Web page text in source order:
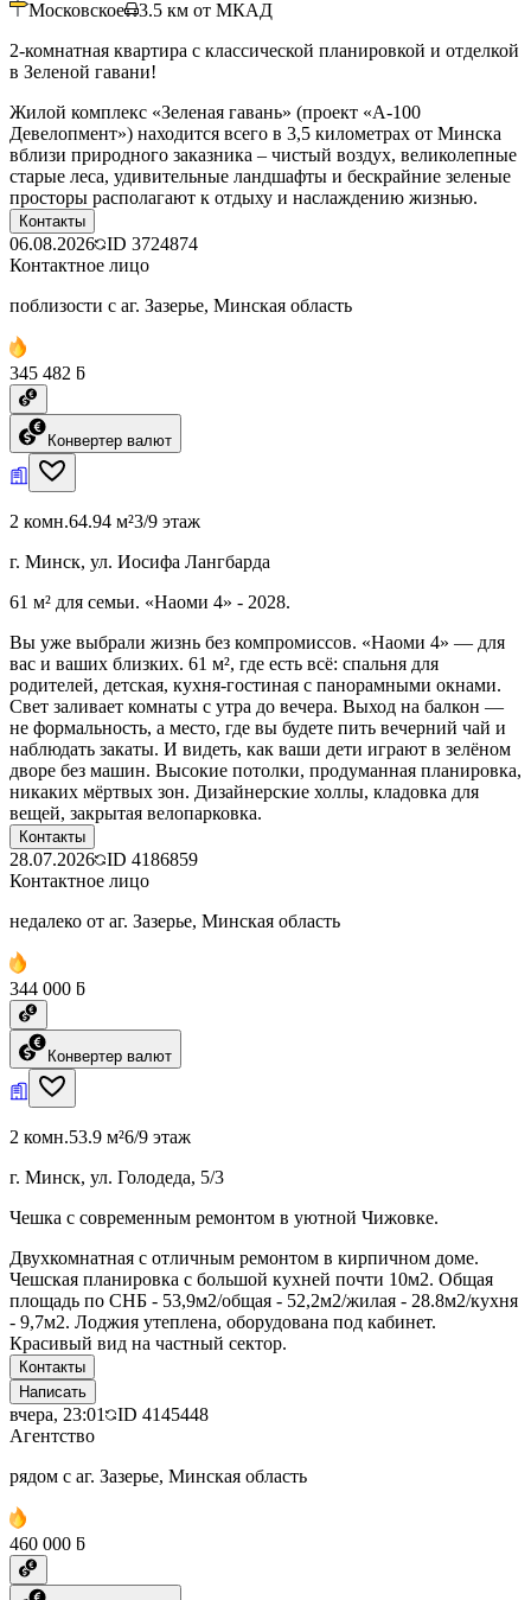
Московское 3.5 км от МКАД
2-комнатная квартира с классической планировкой и отделкой
в Зеленой гавани!
Жилой комплекс «Зеленая гавань» (проект «А-100
Девелопмент») находится всего в 3,5 километрах от Минска
вблизи природного заказника – чистый воздух, великолепные
старые леса, удивительные ландшафты и бескрайние зеленые
просторы располагают к отдыху и наслаждению жизнью.
Контакты
06.08.2026 ID 3724874
Контактное лицо
поблизости с аг. Зазерье, Минская область
345 482 ƃ
Конвертер валют
2 комн.64.94 м²3/9 этаж
г. Минск, ул. Иосифа Лангбарда
61 м² для семьи. «Наоми 4» - 2028.
Вы уже выбрали жизнь без компромиссов. «Наоми 4» — для
вас и ваших близких. 61 м², где есть всё: спальня для
родителей, детская, кухня-гостиная с панорамными окнами.
Свет заливает комнаты с утра до вечера. Выход на балкон —
не формальность, а место, где вы будете пить вечерний чай и
наблюдать закаты. И видеть, как ваши дети играют в зелёном
дворе без машин. Высокие потолки, продуманная планировка,
никаких мёртвых зон. Дизайнерские холлы, кладовка для
вещей, закрытая велопарковка.
Контакты
28.07.2026 ID 4186859
Контактное лицо
недалеко от аг. Зазерье, Минская область
344 000 ƃ
Конвертер валют
2 комн.53.9 м²6/9 этаж
г. Минск, ул. Голодеда, 5/3
Чешка с современным ремонтом в уютной Чижовке.
Двухкомнатная с отличным ремонтом в кирпичном доме.
Чешская планировка с большой кухней почти 10м2. Общая
площадь по СНБ - 53,9м2/общая - 52,2м2/жилая - 28.8м2/кухня
- 9,7м2. Лоджия утеплена, оборудована под кабинет.
Красивый вид на частный сектор.
Контакты
Написать
вчера, 23:01 ID 4145448
Агентство
рядом с аг. Зазерье, Минская область
460 000 ƃ